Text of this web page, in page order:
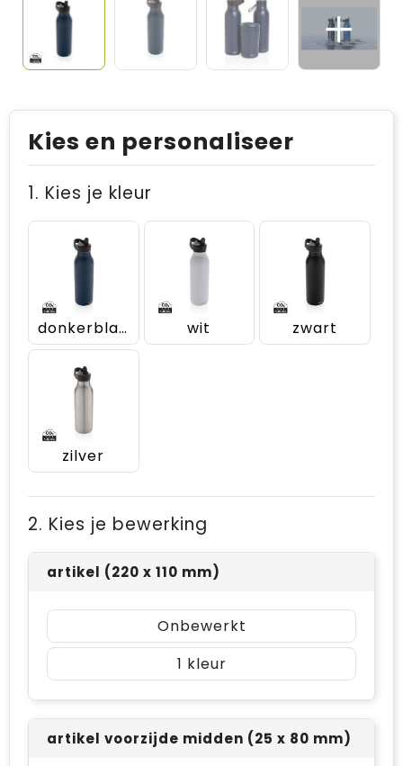
Kies en personaliseer
1. Kies je kleur
donkerblauw wit zwart
zilver
2. Kies je bewerking
artikel (220 x 110 mm)
Onbewerkt
1
artikel voorzijde midden (25 x 80 mm)